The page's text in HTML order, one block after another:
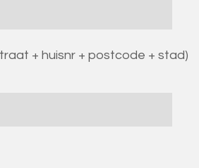
+ huisnr + postcode + stad)